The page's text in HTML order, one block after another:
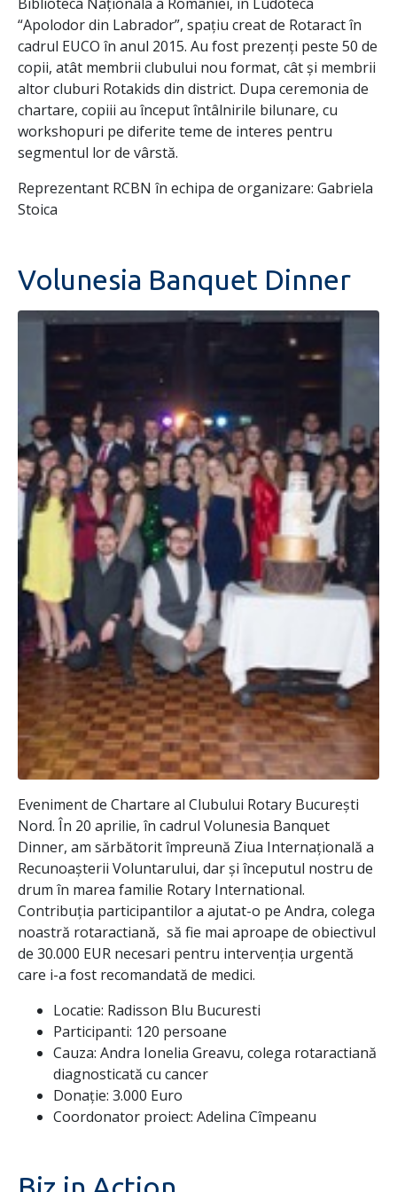
“Apolodor din Labrador”, spațiu creat de Rotaract în
cadrul EUCO în anul 2015. Au fost prezenți peste 50 de
copii, atât membrii clubului nou format, cât și membrii
altor cluburi Rotakids din district. Dupa ceremonia de
chartare, copiii au început întâlnirile bilunare, cu
workshopuri pe diferite teme de interes pentru
segmentul lor de vârstă.
Reprezentant RCBN în echipa de organizare: Gabriela
Stoica
Volunesia Banquet Dinner
Eveniment de Chartare al Clubului Rotary București
Nord. În 20 aprilie, în cadrul Volunesia Banquet
Dinner, am sărbătorit împreună Ziua Internațională a
Recunoașterii Voluntarului, dar și începutul nostru de
drum în marea familie Rotary International.
Contribuția participantilor a ajutat-o pe Andra, colega
noastră rotaractiană, să fie mai aproape de obiectivul
de 30.000 EUR necesari pentru intervenția urgentă
care i-a fost recomandată de medici.
Locatie: Radisson Blu Bucuresti
Participanti: 120 persoane
Cauza: Andra Ionelia Greavu, colega rotaractiană
diagnosticată cu cancer
Donație: 3.000 Euro
Coordonator proiect: Adelina Cîmpeanu